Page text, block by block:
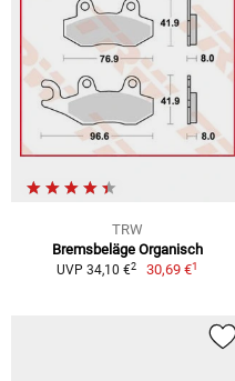
TRW
Bremsbeläge Organisch
UVP 34,10 €2 30,69 €1